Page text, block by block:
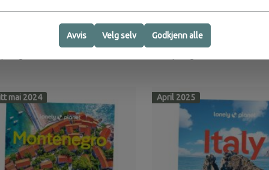
Lonely Planet
mai 2024 April 2025
Avvis Velg selv Godkjenn alle